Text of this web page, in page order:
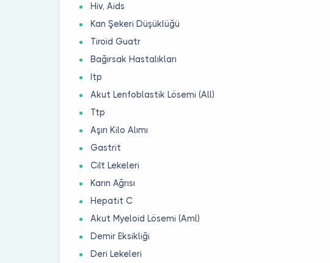
Hiv, Aids
Kan Şekeri Düşüklüğü
Tiroid Guatr
Bağırsak Hastalıkları
Itp
Akut Lenfoblastik Lösemi (All)
Ttp
Aşırı Kilo Alımı
Gastrit
Cilt Lekeleri
Karın Ağrısı
Hepatit C
Akut Myeloid Lösemi (Aml)
Demir Eksikliği
Deri Lekeleri